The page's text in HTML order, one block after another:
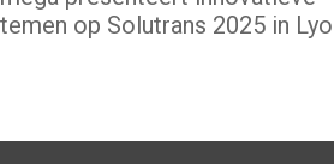
op Solutrans 2025 in